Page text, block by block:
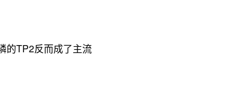
的TP2反而成了主流